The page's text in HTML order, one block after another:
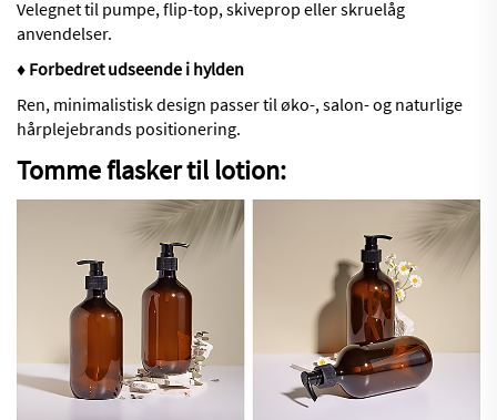
Velegnet til pumpe, flip-top, skiveprop eller skruelåg
anvendelser.
♦ Forbedret udseende i hylden
Ren, minimalistisk design passer til øko-, salon- og naturlige
hårplejebrands positionering.
Tomme flasker til lotion: